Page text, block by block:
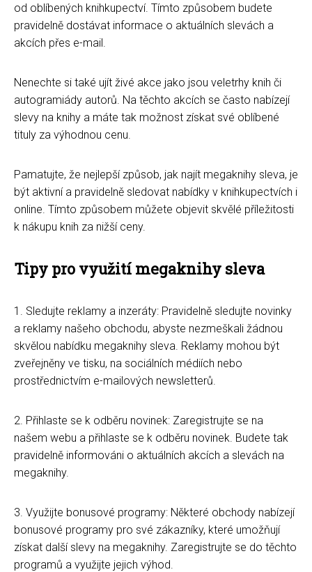
od oblíbených knihkupectví. Tímto způsobem budete
pravidelně dostávat informace o aktuálních slevách a
akcích přes e-mail.
Nenechte si také ujít živé akce jako jsou veletrhy knih či
autogramiády autorů. Na těchto akcích se často nabízejí
slevy na knihy a máte tak možnost získat své oblíbené
tituly za výhodnou cenu.
Pamatujte, že nejlepší způsob, jak najít megaknihy sleva, je
být aktivní a pravidelně sledovat nabídky v knihkupectvích i
online. Tímto způsobem můžete objevit skvělé příležitosti
k nákupu knih za nižší ceny.
Tipy pro využití megaknihy sleva
1. Sledujte reklamy a inzeráty: Pravidelně sledujte novinky
a reklamy našeho obchodu, abyste nezmeškali žádnou
skvělou nabídku megaknihy sleva. Reklamy mohou být
zveřejněny ve tisku, na sociálních médiích nebo
prostřednictvím e-mailových newsletterů.
2. Přihlaste se k odběru novinek: Zaregistrujte se na
našem webu a přihlaste se k odběru novinek. Budete tak
pravidelně informováni o aktuálních akcích a slevách na
megaknihy.
3. Využijte bonusové programy: Některé obchody nabízejí
bonusové programy pro své zákazníky, které umožňují
získat další slevy na megaknihy. Zaregistrujte se do těchto
programů a využijte jejich výhod.